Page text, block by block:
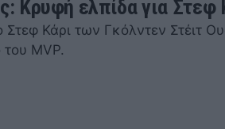
Κρυφή ελπίδα για Στεφ
Κάρι των Γκόλντεν Στέιτ
του MVP.